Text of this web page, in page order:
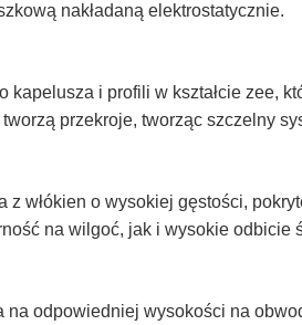
nakładaną elektrostatycznie.
kapelusza i profili w kształcie zee,
przekroje, tworząc szczelny
włókien o wysokiej gęstości,
na wilgoć, jak i wysokie odbicie
na odpowiedniej wysokości na